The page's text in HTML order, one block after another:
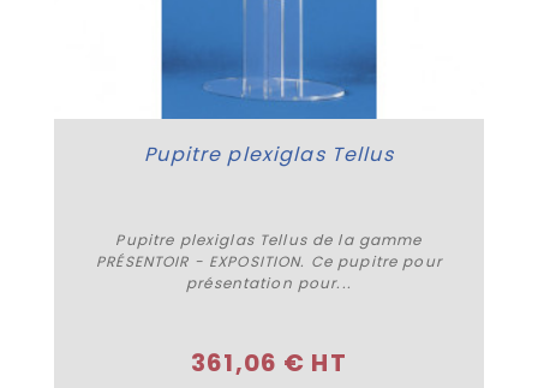
Pupitre plexiglas Tellus
Pupitre plexiglas Tellus de la gamme
PRÉSENTOIR - EXPOSITION. Ce pupitre pour
présentation pour...
361,06 € HT